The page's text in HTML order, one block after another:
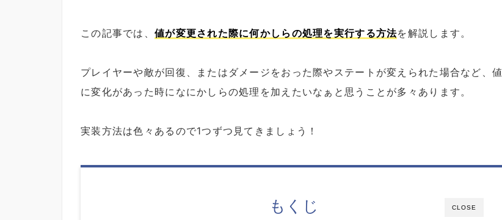
この記事では、 値が変更された際に何かしらの処理を実行する方法を解説します。
プレイヤーや敵が回復、またはダメージをおった際やステートが変えられた場合など、値
に変化があった時になにかしらの処理を加えたいなぁと思うことが多々あります。
実装方法は色々あるので1つずつ見てきましょう！
CLOSE
もくじ